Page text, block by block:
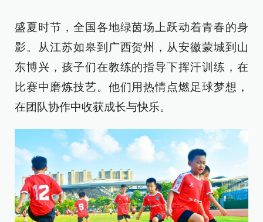
盛夏时节，全国各地绿茵场上跃动着青春的身
影。从江苏如皋到广西贺州，从安徽蒙城到山
东博兴，孩子们在教练的指导下挥汗训练，在
比赛中磨炼技艺。他们用热情点燃足球梦想，
在团队协作中收获成长与快乐。